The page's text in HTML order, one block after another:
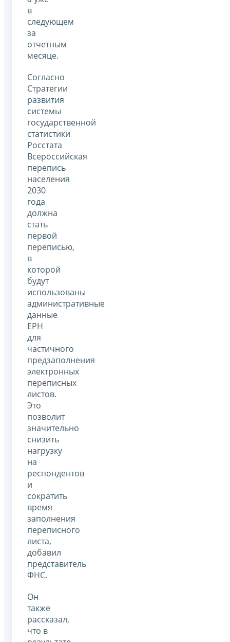
в
следующем
за
отчетным
месяце.
Согласно
Стратегии
развития
системы
государственной
статистики
Росстата
Всероссийская
перепись
населения
2030
года
должна
стать
первой
переписью,
в
которой
будут
использованы
административные
данные
ЕРН
для
частичного
предзаполнения
электронных
переписных
листов.
Это
позволит
значительно
снизить
нагрузку
на
респондентов
и
сократить
время
заполнения
переписного
листа,
добавил
представитель
ФНС.
Он
также
рассказал,
что в